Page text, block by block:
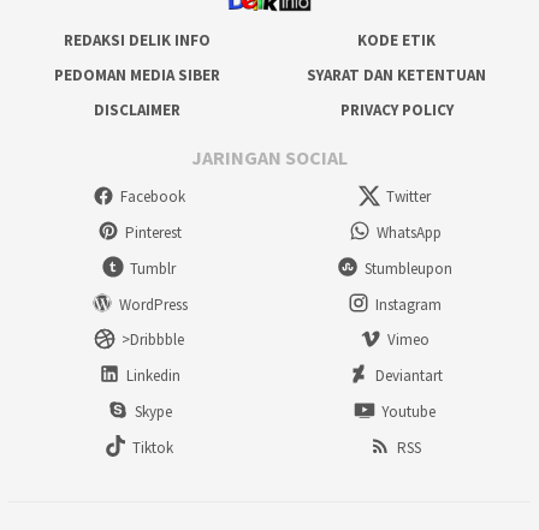
REDAKSI DELIK INFO
KODE ETIK
PEDOMAN MEDIA SIBER
SYARAT DAN KETENTUAN
DISCLAIMER
PRIVACY POLICY
JARINGAN SOCIAL
Facebook
Twitter
Pinterest
WhatsApp
Tumblr
Stumbleupon
WordPress
Instagram
>Dribbble
Vimeo
Linkedin
Deviantart
Skype
Youtube
Tiktok
RSS